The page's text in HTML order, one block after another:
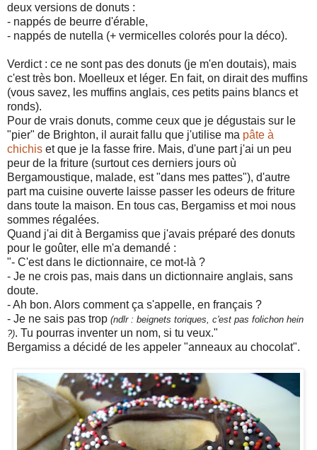
deux versions de donuts :
- nappés de beurre d'érable,
- nappés de nutella (+ vermicelles colorés pour la déco).
Verdict : ce ne sont pas des donuts (je m'en doutais), mais
c'est très bon. Moelleux et léger. En fait, on dirait des muffins
(vous savez, les muffins anglais, ces petits pains blancs et
ronds).
Pour de vrais donuts, comme ceux que je dégustais sur le
"pier" de Brighton, il aurait fallu que j'utilise ma pâte à
chichis et que je la fasse frire. Mais, d'une part j'ai un peu
peur de la friture (surtout ces derniers jours où
Bergamoustique, malade, est "dans mes pattes"), d'autre
part ma cuisine ouverte laisse passer les odeurs de friture
dans toute la maison. En tous cas, Bergamiss et moi nous
sommes régalées.
Quand j'ai dit à Bergamiss que j'avais préparé des donuts
pour le goûter, elle m'a demandé :
"- C'est dans le dictionnaire, ce mot-là ?
- Je ne crois pas, mais dans un dictionnaire anglais, sans
doute.
- Ah bon. Alors comment ça s'appelle, en français ?
- Je ne sais pas trop (ndlr : beignets toriques, c'est pas folichon hein
?). Tu pourras inventer un nom, si tu veux."
Bergamiss a décidé de les appeler "anneaux au chocolat".